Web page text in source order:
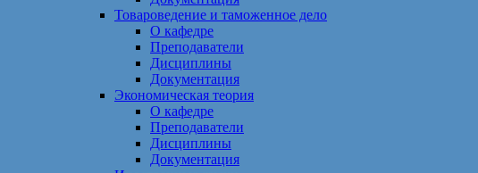
Товароведение и таможенное дело
О кафедре
Преподаватели
Дисциплины
Документация
Экономическая теория
О кафедре
Преподаватели
Дисциплины
Документация